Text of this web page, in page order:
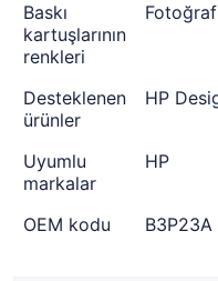
Baskı
kartuşlarının
renkleri
Desteklenen
ürünler
HP
Uyumlu
markalar
HP
OEM kodu B3P23A